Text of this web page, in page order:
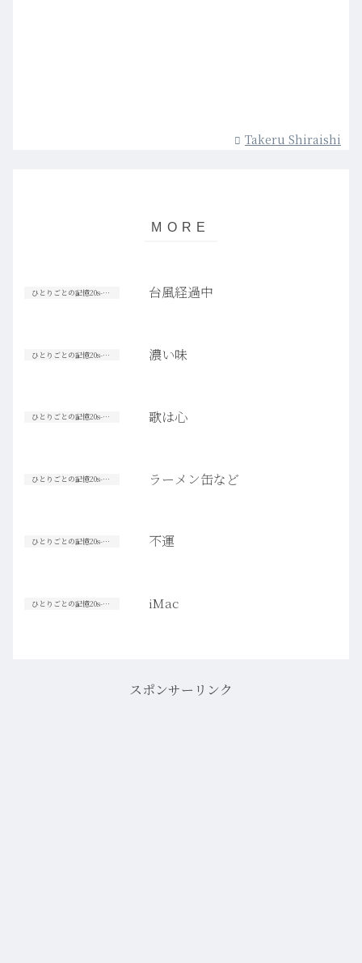
Takeru Shiraishi
ひとりごとの記憶20s-30s 台風経過中
ひとりごとの記憶20s-30s 濃い味
ひとりごとの記憶20s-30s 歌は心
ひとりごとの記憶20s-30s ラーメン缶など
ひとりごとの記憶20s-30s 不運
ひとりごとの記憶20s-30s iMac
スポンサーリンク